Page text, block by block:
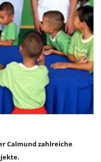
Calmund zahlreiche